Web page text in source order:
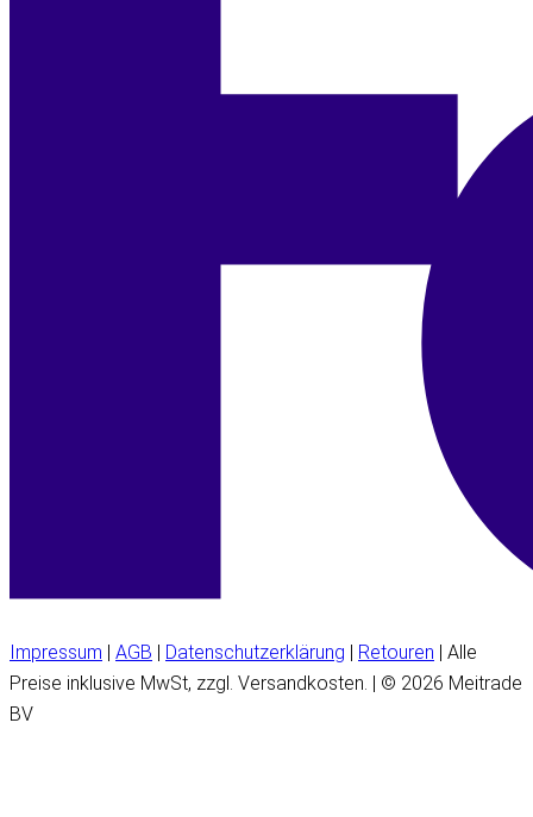
Impressum AGB Datenschutzerklärung Retouren | Alle
Preise inklusive MwSt, zzgl. Versandkosten. | © 2026 Meitrade
BV